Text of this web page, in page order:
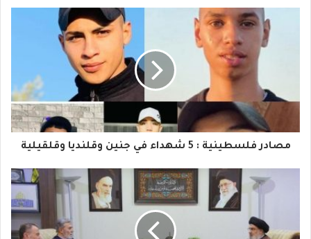
ك
ا
ك
مصادر فلسطينية : 5 شهداء في جنين وقلنديا وقلقيلية